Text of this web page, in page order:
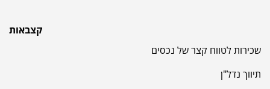
קצבאות
שכירות לטווח קצר של נכסים
תיווך נדל"ן